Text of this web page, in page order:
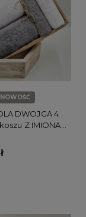
NOWOŚĆ
DWOJGA 4
Z IMIONAMI